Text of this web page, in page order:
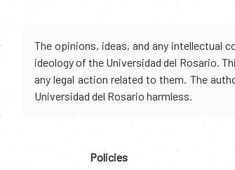
The opinions, ideas, and any intellectual
ideology of the Universidad del Rosario.
any legal action related to them. The
Universidad del Rosario harmless.
Policies